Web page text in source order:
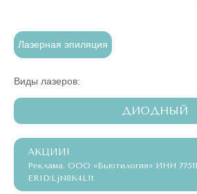
Лазерная эпиляция
Виды лазеров:
ДИОДНЫЙ
АКЦИИ!
Реклама. ООО «Бьютилогия» ИНН
ERID:LjN8K4L1t